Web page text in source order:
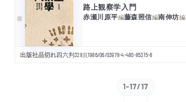
路上観察学入門
赤瀬川原平編藤森照信編南伸坊編
出版社品切れ四六判328頁1986/06/03978-4-480-85315-8
1-17/17